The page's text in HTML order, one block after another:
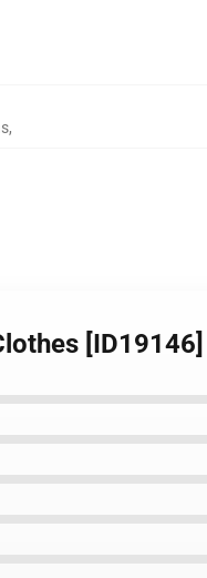
,
[ID19146]